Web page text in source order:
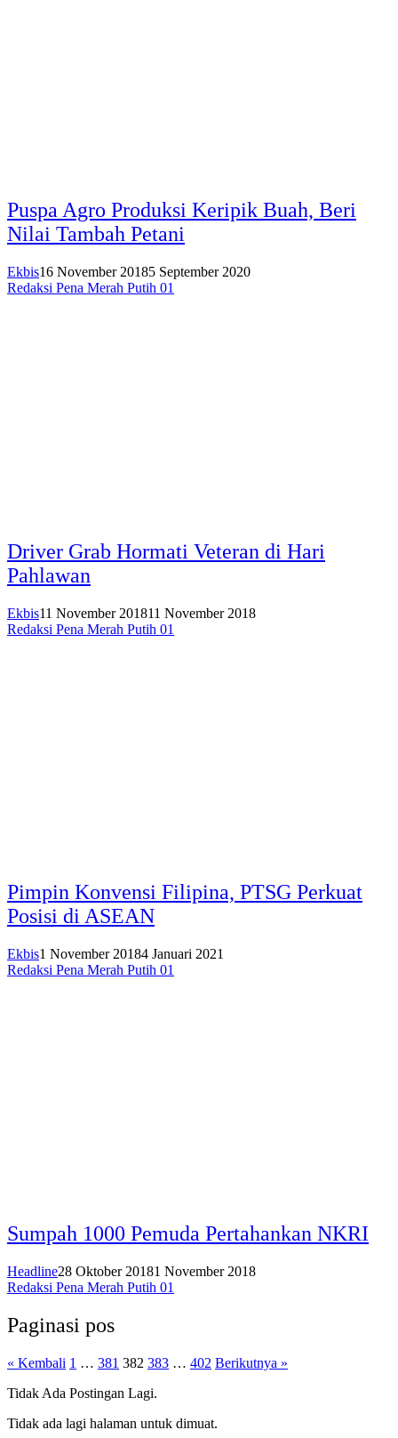
Puspa Agro Produksi Keripik Buah, Beri
Nilai Tambah Petani
Ekbis16 November 20185 September 2020
Redaksi Pena Merah Putih 01
Driver Grab Hormati Veteran di Hari
Pahlawan
Ekbis11 November 201811 November 2018
Redaksi Pena Merah Putih 01
Pimpin Konvensi Filipina, PTSG Perkuat
Posisi di ASEAN
Ekbis1 November 20184 Januari 2021
Redaksi Pena Merah Putih 01
Sumpah 1000 Pemuda Pertahankan NKRI
Headline28 Oktober 20181 November 2018
Redaksi Pena Merah Putih 01
Paginasi pos
« Kembali 1 … 381 382 383 … 402 Berikutnya »
Tidak Ada Postingan Lagi.
Tidak ada lagi halaman untuk dimuat.